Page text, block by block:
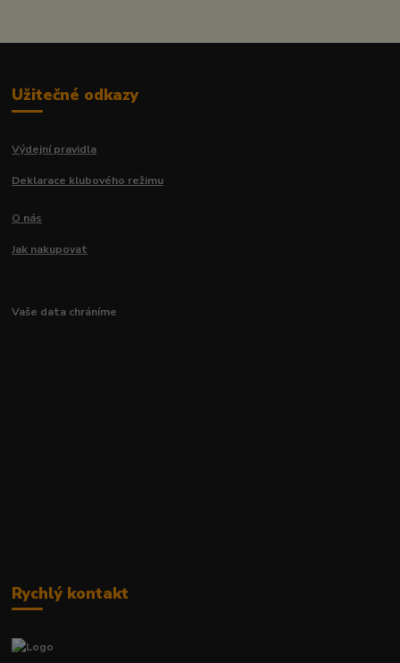
Užitečné odkazy
Výdejní pravidla
Deklarace klubového režimu
O nás
Jak nakupovat
Vaše data chráníme
Rychlý kontakt